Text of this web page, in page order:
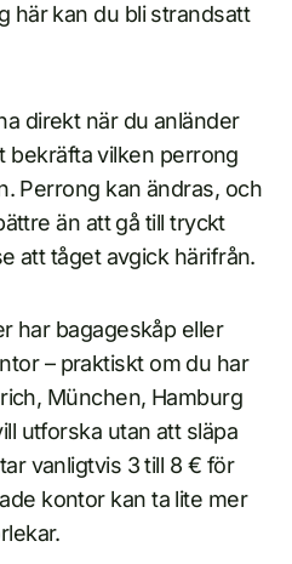
här kan du bli strandsatt
direkt när du anländer
bekräfta vilken perrong
Perrong kan ändras, och
än att gå till tryckt
att tåget avgick härifrån.
har bagageskåp eller
– praktiskt om du har
München, Hamburg
utforska utan att släpa
vanligtvis 3 till 8 € för
kontor kan ta lite mer